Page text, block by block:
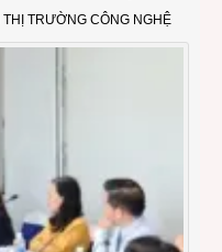
THỊ TRƯỜNG CÔNG NGHỆ